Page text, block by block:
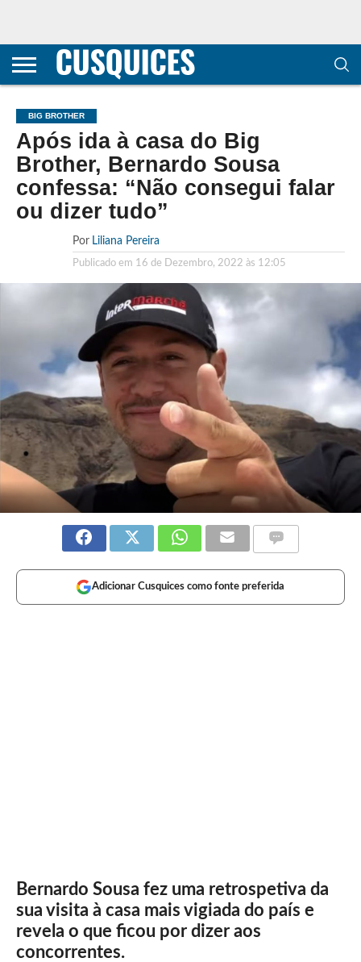
CONTACTOS
HOME
POLÍTICA DE
E COOKIES
SOBRE
TERMOS E
TRANSPARÊNCIA
METODOLOGIA
BIG BROTHER
Após ida à casa do Big
Brother, Bernardo Sousa
confessa: “Não consegui falar
ou dizer tudo”
Por Liliana Pereira
Publicado em 16 de Dezembro, 2022 às 12:05
Adicionar Cusquices como fonte preferida
Bernardo Sousa fez uma retrospetiva da
sua visita à casa mais vigiada do país e
revela o que ficou por dizer aos
concorrentes.